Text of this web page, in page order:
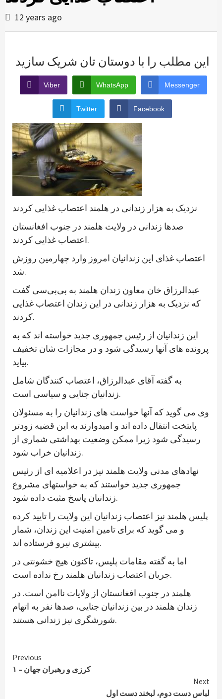
12 years ago
این مطلب را با دوستان تان شریک سازید
Viber WhatsApp Messenger
Twitter Facebook
نزدیک به هزار زندانی در هلمند اعتصاب غذایی کردند
صدها زندانی در ولایت هلمند در جنوب افغانستان
اعتصاب غذایی کردند.
اعتصاب غذای این زندانیان امروز وارد چهارمین روزش
شد.
عبدالرزاق خان معاون زندان هلمند به بی‌بی‌سی گفت
که نزدیک به هزار زندانی در این زندان اعتصاب غذایی
کردند.
این زندانیان از رئیس جمهوری جدید خواسته اند که به
پرونده های آنها رسیدگی شود و در مجازات شان تخفیف
بیاید.
به گفته آقای عبدالرزاق، اعتصاب کنندگان شامل
زندانیان جنایی و سیاسی است.
وی می گوید که آنها خواست های زندانیان را به مسئولان
پایتخت انتقال داده اند و امیدوارند به این قضیه زودتر
رسیدگی شود زیرا ممکن وضعیت بهداشتی شماری از
زندانیان خراب شود.
نهادهای مدنی ولایت هلمند نیز در اعلامیه ای از رئیس
جمهوری جدید خواستند که به خواستهای مشروع
زندانیان پاسخ مثبت داده شود.
پلیس هلمند نیز اعتصاب زندانیان این ولایت را تایید کرده
و می گوید که برای تامین امنیت این زندان، شمار
بیشتری نیرو فرستاده اند.
اما به گفته مقامات پلیس، تاکنون هیچ خشونتی در
جریان اعتصاب زندانیان هلمند رخ نداده است.
هلمند در جنوب افغانستان از ولایات ناامن است. در
زندان هلمند در بین زندانیان جنایی، صدها نفر به اتهام
شورشگری نیز زندانی هستند.
Continue
Reading
Previous
کرزی و رهبران جهان – ۱
Next
لباس دست دوم، لبخند دست اول